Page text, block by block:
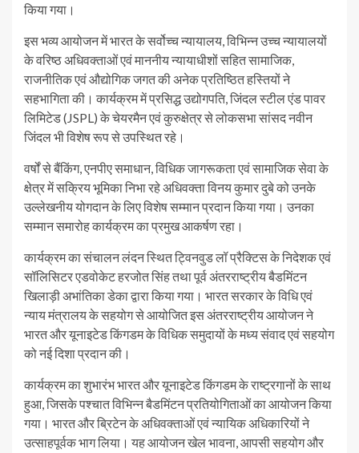
किया गया।
इस भव्य आयोजन में भारत के सर्वोच्च न्यायालय, विभिन्न उच्च न्यायालयों
के वरिष्ठ अधिवक्ताओं एवं माननीय न्यायाधीशों सहित सामाजिक,
राजनीतिक एवं औद्योगिक जगत की अनेक प्रतिष्ठित हस्तियों ने
सहभागिता की। कार्यक्रम में प्रसिद्ध उद्योगपति, जिंदल स्टील एंड पावर
लिमिटेड (JSPL) के चेयरमैन एवं कुरुक्षेत्र से लोकसभा सांसद नवीन
जिंदल भी विशेष रूप से उपस्थित रहे।
वर्षों से बैंकिंग, एनपीए समाधान, विधिक जागरूकता एवं सामाजिक सेवा के
क्षेत्र में सक्रिय भूमिका निभा रहे अधिवक्ता विनय कुमार दुबे को उनके
उल्लेखनीय योगदान के लिए विशेष सम्मान प्रदान किया गया। उनका
सम्मान समारोह कार्यक्रम का प्रमुख आकर्षण रहा।
कार्यक्रम का संचालन लंदन स्थित ट्विनवुड लॉ प्रैक्टिस के निदेशक एवं
सॉलिसिटर एडवोकेट हरजोत सिंह तथा पूर्व अंतरराष्ट्रीय बैडमिंटन
खिलाड़ी अभांतिका डेका द्वारा किया गया। भारत सरकार के विधि एवं
न्याय मंत्रालय के सहयोग से आयोजित इस अंतरराष्ट्रीय आयोजन ने
भारत और यूनाइटेड किंगडम के विधिक समुदायों के मध्य संवाद एवं सहयोग
को नई दिशा प्रदान की।
कार्यक्रम का शुभारंभ भारत और यूनाइटेड किंगडम के राष्ट्रगानों के साथ
हुआ, जिसके पश्चात विभिन्न बैडमिंटन प्रतियोगिताओं का आयोजन किया
गया। भारत और ब्रिटेन के अधिवक्ताओं एवं न्यायिक अधिकारियों ने
उत्साहपूर्वक भाग लिया। यह आयोजन खेल भावना, आपसी सहयोग और